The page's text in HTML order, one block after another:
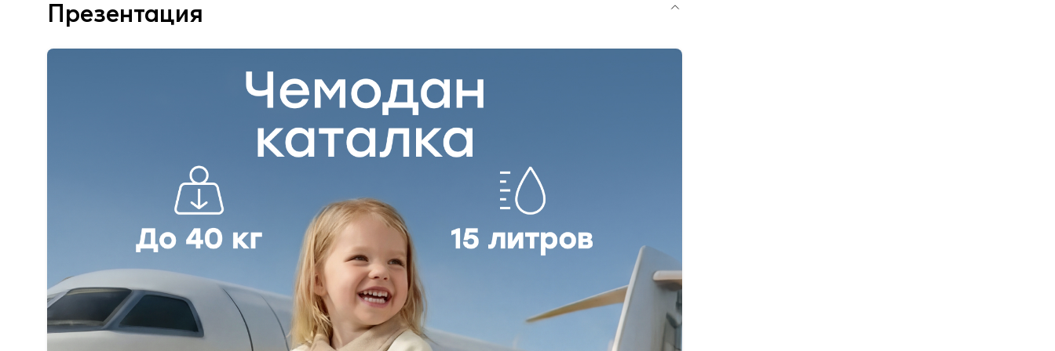
Презентация